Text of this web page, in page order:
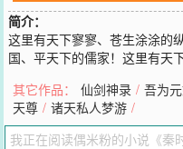
简介：
这里有天下寥寥、苍生涂涂的
国、平天下的儒家！这里有天
家！……当然，这里也有我们
您要是觉得《秦时小说家
信里的朋友推荐哦！
其它作品： 仙剑神录 / 吾为
天尊 / 诸天私人梦游 /